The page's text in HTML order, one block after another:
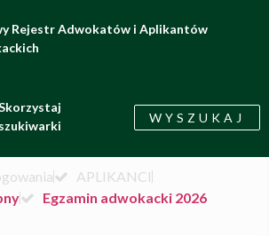
Rejestr Adwokatów i Aplikantów
WYSZUKAJ
APLIKANCI
Egzamin adwokacki 2026